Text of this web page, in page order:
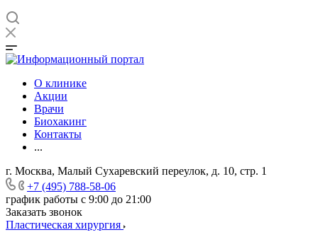
О клинике
Акции
Врачи
Биохакинг
Контакты
...
г. Москва, Малый Сухаревский переулок, д. 10, стр. 1
+7 (495) 788-58-06
график работы с 9:00 до 21:00
Заказать звонок
Пластическая хирургия